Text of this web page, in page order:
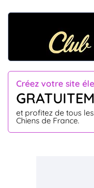
Créez votre site
et profitez de tous
Chiens de France.